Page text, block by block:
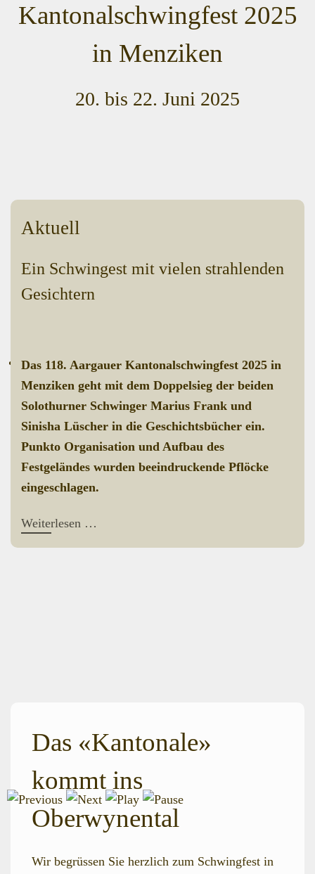
Kantonalschwingfest 2025
in Menziken
20. bis 22. Juni 2025
Aktuell
Ein Schwingest mit vielen strahlenden
Gesichtern
Das 118. Aargauer Kantonalschwingfest 2025 in
Menziken geht mit dem Doppelsieg der beiden
Solothurner Schwinger Marius Frank und
Sinisha Lüscher in die Geschichtsbücher ein.
Punkto Organisation und Aufbau des
Festgeländes wurden beeindruckende Pflöcke
eingeschlagen.
Weiterlesen …
Das «Kantonale»
kommt ins
Oberwynental
Wir begrüssen Sie herzlich zum Schwingfest in